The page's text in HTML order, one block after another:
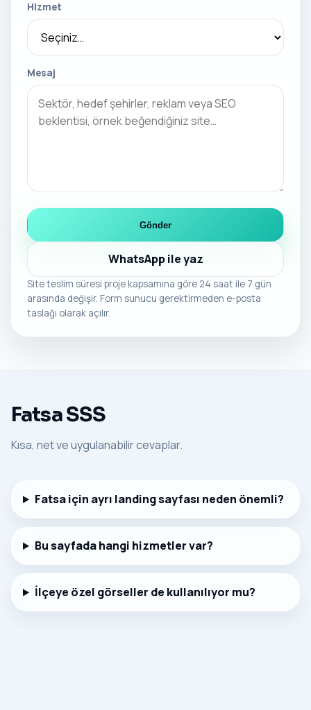
Hizmet
Mesaj
Gönder
WhatsApp ile yaz
Site teslim süresi proje kapsamına göre 24 saat ile 7 gün
arasında değişir. Form sunucu gerektirmeden e-posta
taslağı olarak açılır.
Fatsa SSS
Kısa, net ve uygulanabilir cevaplar.
Fatsa için ayrı landing sayfası neden önemli?
Bu sayfada hangi hizmetler var?
İlçeye özel görseller de kullanılıyor mu?